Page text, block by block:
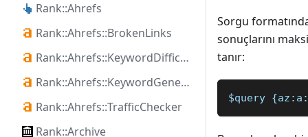
Rank::Ahrefs
Rank::Ahrefs::BrokenLinks
Rank::Ahrefs::KeywordDifficulty
Rank::Ahrefs::KeywordGenerator
Rank::Ahrefs::TrafficChecker
Rank::Archive
Sorgu
sonuçlarını
tanır:
$query